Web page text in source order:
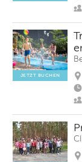
JETZT BUCHEN